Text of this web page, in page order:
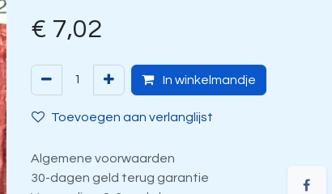
€ 7,02
In winkelmandje
Toevoegen aan verlanglijst
Algemene voorwaarden
30-dagen geld terug garantie